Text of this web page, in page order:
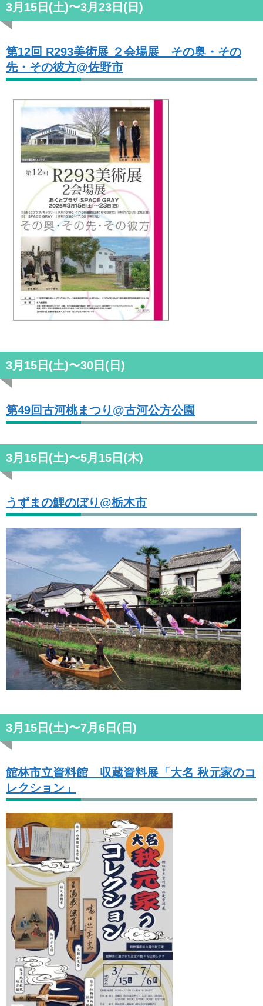
3月15日(土)〜3月23日(日)
第12回 R293美術展 ２会場展 その奥・その
先・その彼方@佐野市
3月15日(土)〜30日(日)
第49回古河桃まつり@古河公方公園
3月15日(土)〜5月15日(木)
うずまの鯉のぼり@栃木市
3月15日(土)〜7月6日(日)
館林市立資料館 収蔵資料展「大名 秋元家のコ
レクション」